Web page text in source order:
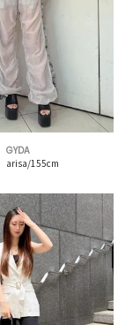
GYDA
arisa/155cm